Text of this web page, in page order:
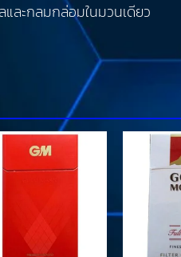
ละกลมกล่อมในมวนเดียว